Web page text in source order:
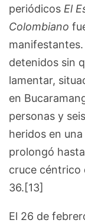
periódicos El
Colombiano
detenidos sin
lamentar,
en
personas y
heridos en
prolongó
cruce céntrico
36.[13]
El 26 de